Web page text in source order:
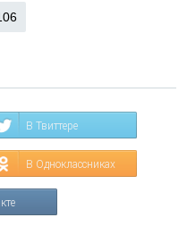
В Твиттере
В Одноклассниках